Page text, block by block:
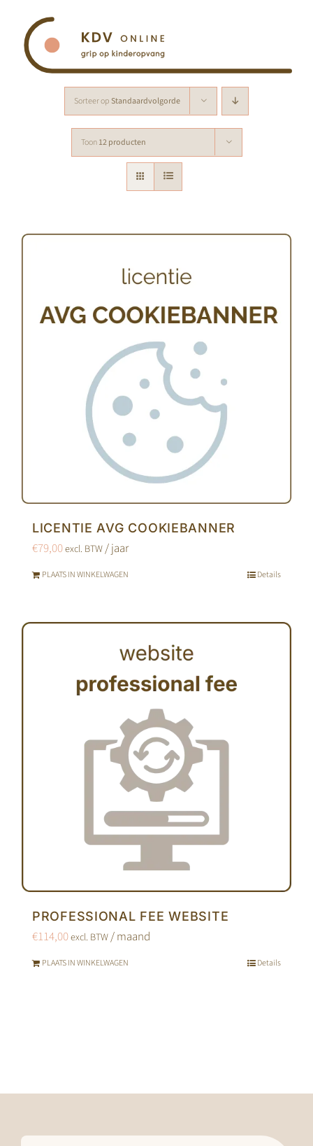
inhoud
Sorteer op Standaardvolgorde
Toon12 producten
LICENTIE AVG COOKIEBANNER
€79,00excl. BTW/ jaar
PLAATS IN WINKELWAGEN Details
PROFESSIONAL FEE WEBSITE
€114,00excl. BTW/ maand
PLAATS IN WINKELWAGEN Details